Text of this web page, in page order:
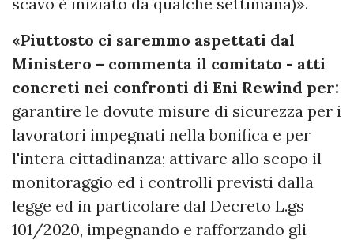
«Piuttosto ci saremmo aspettati dal
Ministero – commenta il comitato - atti
concreti nei confronti di Eni Rewind per:
garantire le dovute misure di sicurezza per i
lavoratori impegnati nella bonifica e per
l'intera cittadinanza; attivare allo scopo il
monitoraggio ed i controlli previsti dalla
legge ed in particolare dal Decreto L.gs
101/2020, impegnando e rafforzando gli